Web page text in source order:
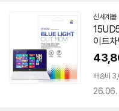
신세계몰
이트
배송비
26.06.